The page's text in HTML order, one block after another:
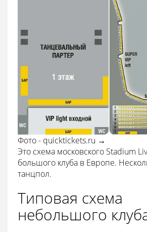
Фото - quicktickets.ru →
Это схема московского Stadium
большого клуба в Европе.
танцпол.
Типовая схема
небольшого